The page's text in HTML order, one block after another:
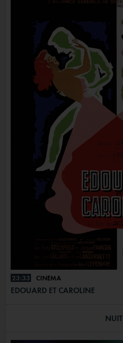
23:33 CINÉMA
EDOUARD ET CAROLINE
NUIT